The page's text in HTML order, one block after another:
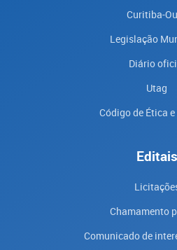
Curitiba-
Legislação
Diário
Utag
Código de Ética
Editais
Chamamento
Comunicado de